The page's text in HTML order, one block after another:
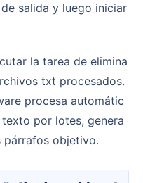
salida y luego iniciar
la tarea de elimina
txt procesados.
procesa automátic
por lotes, genera
párrafos objetivo.